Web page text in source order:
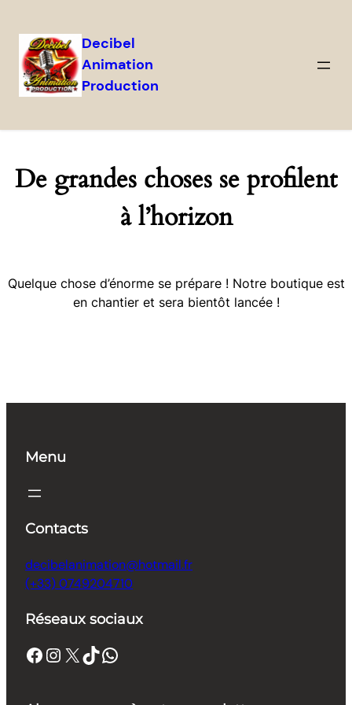
Decibel
Animation
Production
De grandes choses se profilent
à l’horizon
Quelque chose d’énorme se prépare ! Notre boutique est
en chantier et sera bientôt lancée !
Menu
Contacts
decibelanimation@hotmail.fr
(+33) 0749204710
Réseaux sociaux
Facebook Instagram X TikTok WhatsApp